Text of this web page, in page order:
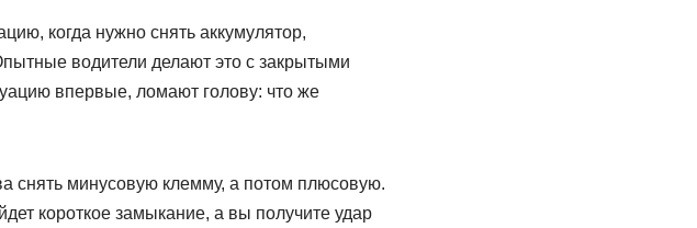
когда нужно снять аккумулятор,
водители делают это с закрытыми
впервые, ломают голову: что же
снять минусовую клемму, а потом плюсовую.
короткое замыкание, а вы получите удар